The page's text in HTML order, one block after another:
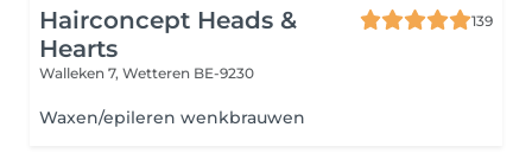
Hairconcept Heads &
Hearts
139
Walleken 7, Wetteren BE-9230
Waxen/epileren wenkbrauwen